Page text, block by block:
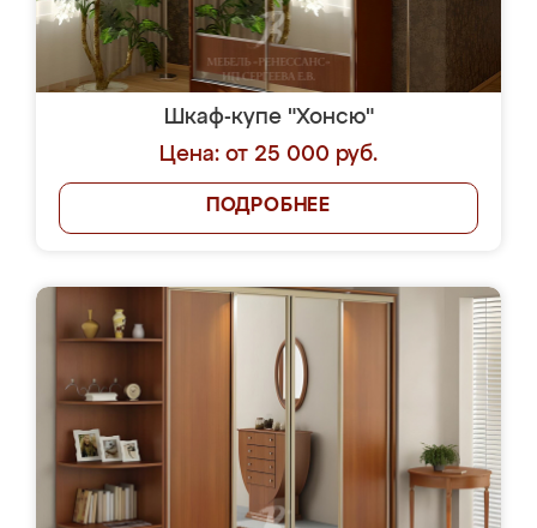
Шкаф-купе "Хонсю"
Цена: от 25 000 руб.
ПОДРОБНЕЕ